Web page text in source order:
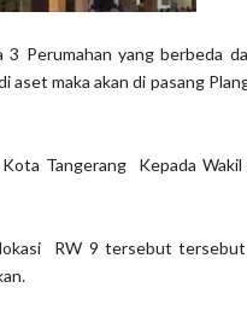
Perumahan yang berbeda
aset maka akan di pasang
Tangerang Kepada
RW 9 tersebut